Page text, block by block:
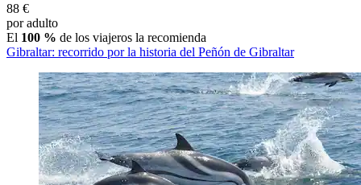
88 €
por adulto
El 100 % de los viajeros la recomienda
Gibraltar: recorrido por la historia del Peñón de Gibraltar